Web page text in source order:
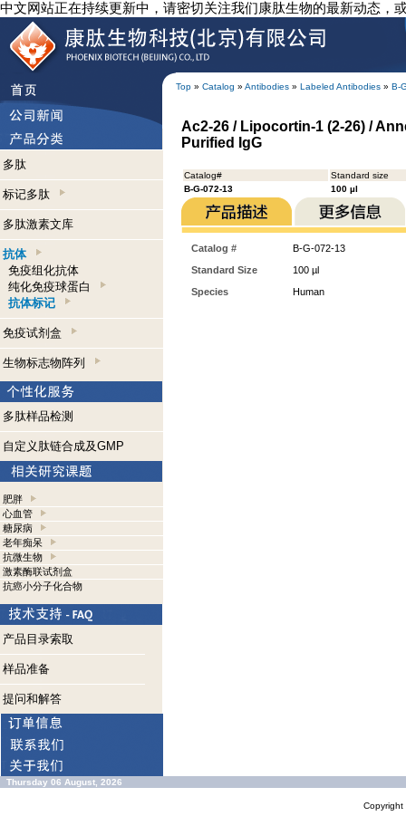
中文网站正在持续更新中，请密切关注我们康肽生物的最新动态，
Top » Catalog » Antibodies » Labeled Antibodies » B-
多肽
标记多肽
多肽激素文库
抗体
免疫组化抗体
纯化免疫球蛋白
抗体标记
免疫试剂盒
生物标志物阵列
多肽样品检测
自定义肽链合成及GMP
肥胖
心血管
糖尿病
老年痴呆
抗微生物
激素酶联试剂盒
抗癌小分子化合物
产品目录索取
样品准备
提问和解答
Ac2-26 / Lipocortin-1 (2-26) /
Purified IgG
Catalog#
Standard size
B-G-072-13
100 µl
Catalog #
B-G-072-13
Standard Size
100 µl
Species
Human
Thursday 06 August, 2026